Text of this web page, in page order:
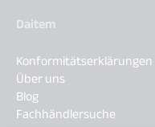
Daitem
Konformitätserklärungen
Über uns
Blog
Fachhändlersuche